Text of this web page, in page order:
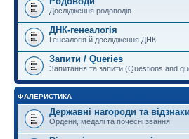
Дослідження родоводів
ДНК-генеалогія
Генеалогія й дослідження ДНК
Запити / Queries
Запитання та запити (Questions and
ФАЛЕРИСТИКА
Державні нагороди та
Ордени, медалі та почесні звання